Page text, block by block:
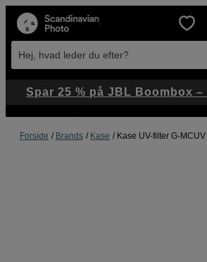
Hej, hvad leder du efter?
Forside Brands Kase Kase UV-filter G-
Spar 25 % på JBL Boombox